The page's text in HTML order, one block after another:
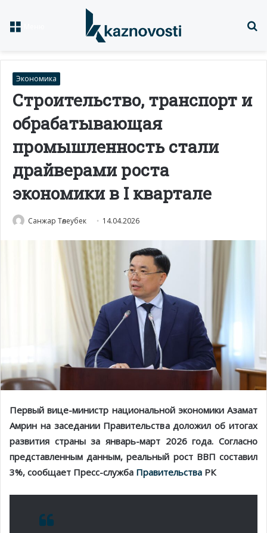
Экономика
Строительство, транспорт и
обрабатывающая
промышленность стали
драйверами роста
экономики в I квартале
Санжар Төлеубек 14.04.2026
Первый вице-министр национальной экономики Азамат
Амрин на заседании Правительства доложил об итогах
развития страны за январь-март 2026 года. Согласно
представленным данным, реальный рост ВВП составил
3%, сообщает Пресс-служба Правительства РК